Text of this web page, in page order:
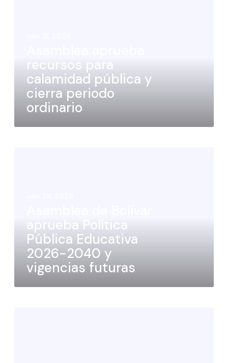
recursos para
calamidad pública y
cierra periodo
ordinario
aprueba Política
Pública Educativa
2026-2040 y
vigencias futuras